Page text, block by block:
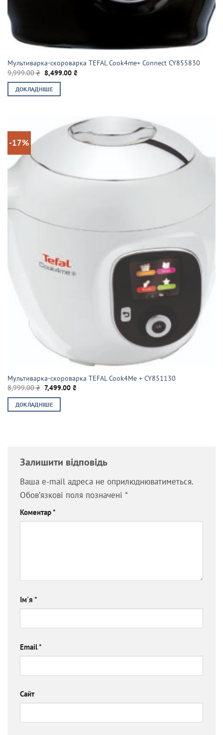
Мультиварка-скороварка TEFAL Cook4me+ Connect CY855830
9,999.00₴ Оригінальна
ціна:
9,999.00 ₴.
8,499.00₴
ДОКЛАДНІШЕ
-17%
Мультиварка-скороварка TEFAL Cook4Me + CY851130
8,999.00₴ Оригінальна
ціна:
8,999.00 ₴.
7,499.00₴
ДОКЛАДНІШЕ
Залишити відповідь
Ваша e-mail адреса не оприлюднюватиметься.
Обов’язкові поля позначені *
Коментар*
Ім'я *
Email*
Сайт